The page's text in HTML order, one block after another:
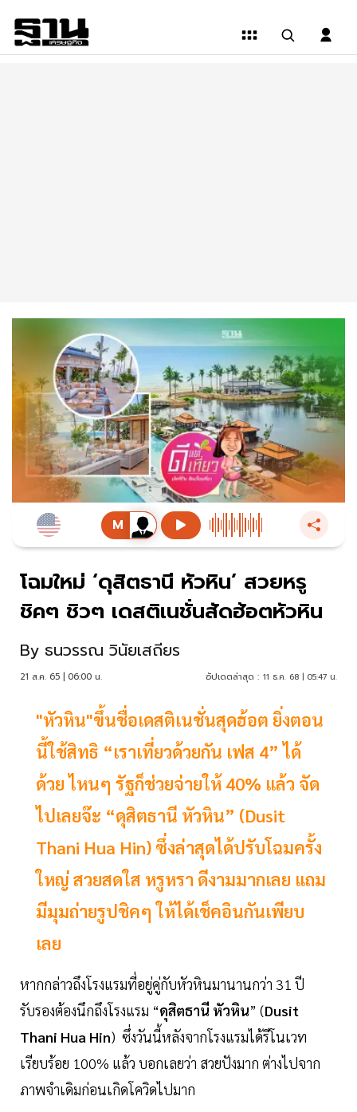
โฉมใหม่ ‘ดุสิตธานี หัวหิน’ สวยหรู
ชิคๆ ชิวๆ เดสติเนชั่นสัดฮ้อตหัวหิน
By ธนวรรณ วินัยเสถียร
21 ส.ค. 65 | 06:00 น. อัปเดตล่าสุด : 11 ธ.ค. 68 | 05:47 น.
"หัวหิน"ขึ้นชื่อเดสติเนชั่นสุดฮ้อต ยิ่งตอน
นี้ใช้สิทธิ “เราเที่ยวด้วยกัน เฟส 4” ได้
ด้วย ไหนๆ รัฐก็ช่วยจ่ายให้ 40% แล้ว จัด
ไปเลยจ๊ะ “ดุสิตธานี หัวหิน” (Dusit
Thani Hua Hin) ซึ่งล่าสุดได้ปรับโฉมครั้ง
ใหญ่ สวยสดใส หรูหรา ดีงามมากเลย แถม
มีมุมถ่ายรูปชิคๆ ให้ได้เช็คอินกันเพียบ
เลย
หากกล่าวถึงโรงแรมที่อยู่คู่กับหัวหินมานานกว่า 31 ปี
รับรองต้องนึกถึงโรงแรม “ดุสิตธานี หัวหิน” (Dusit
Thani Hua Hin) ซึ่งวันนี้หลังจากโรงแรมได้รีโนเวท
เรียบร้อย 100% แล้ว บอกเลยว่า สวยปังมาก ต่างไปจาก
ภาพจำเดิมก่อนเกิดโควิดไปมาก